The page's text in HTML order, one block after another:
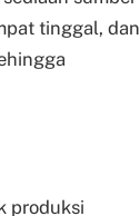
tinggal, dan
produksi